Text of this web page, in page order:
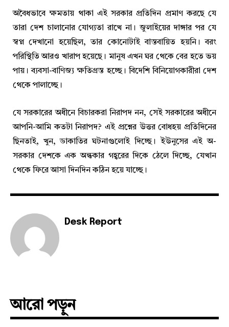
অবৈধভাবে ক্ষমতায় থাকা এই সরকার প্রতিদিন প্রমাণ করছে যে
তারা দেশ চালানোর যোগ্যতা রাখে না। জুলাইয়ের দাঙ্গার পর যে
স্বপ্ন দেখানো হয়েছিল, তার কোনোটাই বাস্তবায়িত হয়নি। বরং
পরিস্থিতি আরও খারাপ হয়েছে। মানুষ এখন ঘর থেকে বের হতে ভয়
পায়। ব্যবসা-বাণিজ্য ক্ষতিগ্রস্ত হচ্ছে। বিদেশি বিনিয়োগকারীরা দেশ
থেকে পালাচ্ছে।
যে সরকারের অধীনে বিচারকরা নিরাপদ নন, সেই সরকারের অধীনে
আপনি-আমি কতটা নিরাপদ? এই প্রশ্নের উত্তর বোধহয় প্রতিদিনের
ছিনতাই, খুন, ডাকাতির ঘটনাগুলোই দিচ্ছে। ইউনুসের এই অ-
সরকার দেশকে এক অন্ধকার গহ্বরের দিকে ঠেলে দিচ্ছে, যেখান
থেকে ফিরে আসা দিনদিন কঠিন হয়ে যাচ্ছে।
Desk Report
আরো পড়ুন